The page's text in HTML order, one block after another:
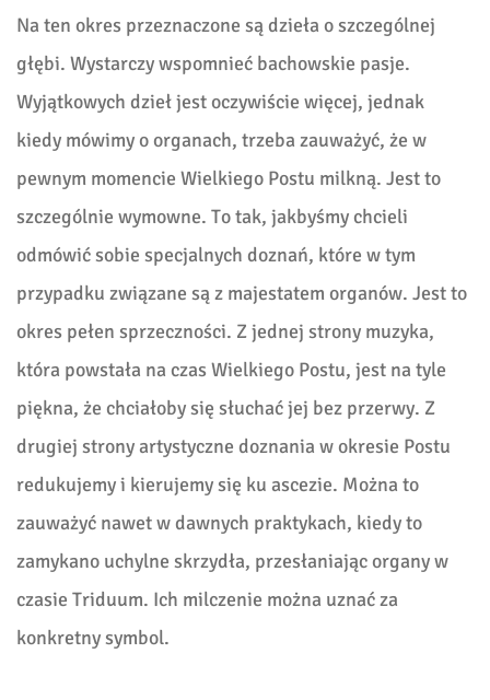
Na ten okres przeznaczone są dzieła o szczególnej
głębi. Wystarczy wspomnieć bachowskie pasje.
Wyjątkowych dzieł jest oczywiście więcej, jednak
kiedy mówimy o organach, trzeba zauważyć, że w
pewnym momencie Wielkiego Postu milkną. Jest to
szczególnie wymowne. To tak, jakbyśmy chcieli
odmówić sobie specjalnych doznań, które w tym
przypadku związane są z majestatem organów. Jest to
okres pełen sprzeczności. Z jednej strony muzyka,
która powstała na czas Wielkiego Postu, jest na tyle
piękna, że chciałoby się słuchać jej bez przerwy. Z
drugiej strony artystyczne doznania w okresie Postu
redukujemy i kierujemy się ku ascezie. Można to
zauważyć nawet w dawnych praktykach, kiedy to
zamykano uchylne skrzydła, przesłaniając organy w
czasie Triduum. Ich milczenie można uznać za
konkretny symbol.